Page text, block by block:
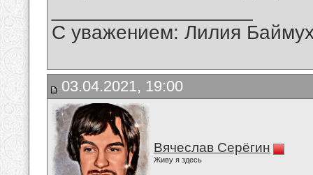
С уважением: Лилия
03.04.2021, 19:00
Вячеслав Серёгин
Живу я здесь